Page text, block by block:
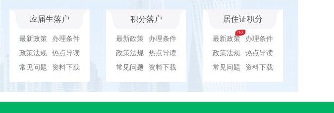
应届生落户
最新政策
办理条件
政策法规
热点导读
常见问题
资料下载
积分落户
最新政策
办理条件
政策法规
热点导读
常见问题
资料下载
居住证积分
最新政策
办理条件
政策法规
热点导读
常见问题
资料下载